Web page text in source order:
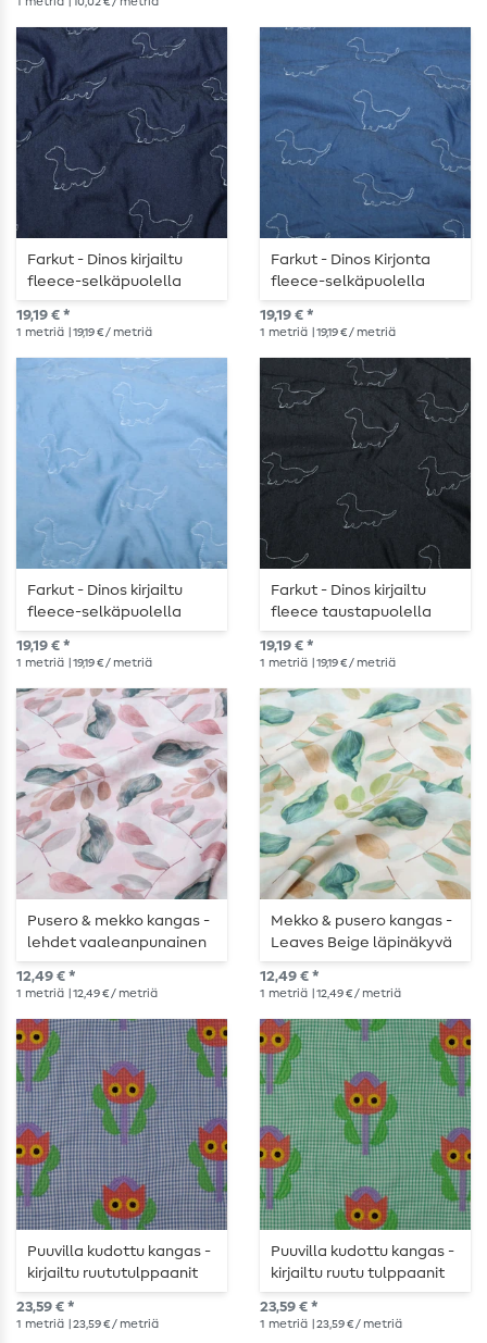
Farkut - Dinos kirjailtu
fleece-selkäpuolella
tummansininen
tummansininen
19,19 € *
1 metriä | 19,19 € / metriä
Farkut - Dinos Kirjonta
fleece-selkäpuolella
Keskikokoinen sininen
19,19 € *
1 metriä | 19,19 € / metriä
Farkut - Dinos kirjailtu
fleece-selkäpuolella
vaaleansininen
vaaleansininen
19,19 € *
1 metriä | 19,19 € / metriä
Farkut - Dinos kirjailtu
fleece taustapuolella
musta
19,19 € *
1 metriä | 19,19 € / metriä
Pusero & mekko kangas -
lehdet vaaleanpunainen
läpinäkyvä
12,49 € *
1 metriä | 12,49 € / metriä
Mekko & pusero kangas -
Leaves Beige läpinäkyvä
läpinäkyvä
12,49 € *
1 metriä | 12,49 € / metriä
Puuvilla kudottu kangas -
kirjailtu ruututulppaanit
sininen
23,59 € *
1 metriä | 23,59 € / metriä
Puuvilla kudottu kangas -
kirjailtu ruutu tulppaanit
vihreä
23,59 € *
1 metriä | 23,59 € / metriä